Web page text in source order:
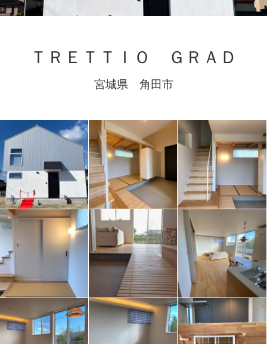
ＴＲＥＴＴＩＯ ＧＲＡＤ
宮城県 角田市